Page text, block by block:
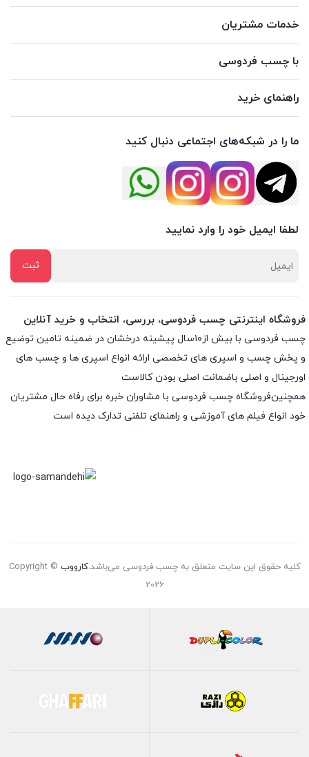
خدمات مشتریان
با چسب فردوسی
راهنمای خرید
ما را در شبکه‌های اجتماعی دنبال کنید
لطفا ایمیل خود را وارد نمایید
فروشگاه اینترنتی چسب فردوسی، بررسی، انتخاب و خرید آنلاین
چسب فردوسی با بیش از۱۰سال پیشینه درخشان در ضمینه تامین توضیع
و پخش چسب و اسپری های تخصصی ارائه انواع اسپری ها و چسب های
اورجینال و اصلی باضمانت اصلی بودن کالاست
همچنین‌فروشگاه چسب فردوسی با مشاوران خبره برای رفاه حال مشتریان
خود انواع فیلم های آموزشی و راهنمای تلفنی تدارک دیده است
کلیه حقوق این سایت متعلق به چسب فردوسی می‌باشد.کارووب Copyright ©
2026